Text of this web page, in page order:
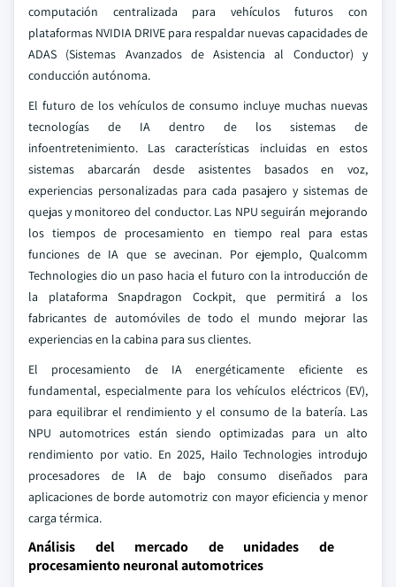
computación centralizada para vehículos futuros con
plataformas NVIDIA DRIVE para respaldar nuevas capacidades de
ADAS (Sistemas Avanzados de Asistencia al Conductor) y
conducción autónoma.
El futuro de los vehículos de consumo incluye muchas nuevas
tecnologías de IA dentro de los sistemas de
infoentretenimiento. Las características incluidas en estos
sistemas abarcarán desde asistentes basados en voz,
experiencias personalizadas para cada pasajero y sistemas de
quejas y monitoreo del conductor. Las NPU seguirán mejorando
los tiempos de procesamiento en tiempo real para estas
funciones de IA que se avecinan. Por ejemplo, Qualcomm
Technologies dio un paso hacia el futuro con la introducción de
la plataforma Snapdragon Cockpit, que permitirá a los
fabricantes de automóviles de todo el mundo mejorar las
experiencias en la cabina para sus clientes.
El procesamiento de IA energéticamente eficiente es
fundamental, especialmente para los vehículos eléctricos (EV),
para equilibrar el rendimiento y el consumo de la batería. Las
NPU automotrices están siendo optimizadas para un alto
rendimiento por vatio. En 2025, Hailo Technologies introdujo
procesadores de IA de bajo consumo diseñados para
aplicaciones de borde automotriz con mayor eficiencia y menor
carga térmica.
Análisis del mercado de unidades de
procesamiento neuronal automotrices